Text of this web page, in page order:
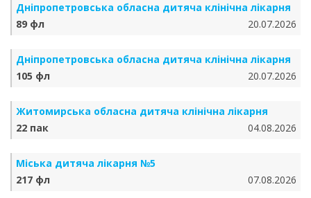
Дніпропетровська обласна дитяча клінічна лікарня
89 фл
20.07.2026
Дніпропетровська обласна дитяча клінічна лікарня
105 фл
20.07.2026
Житомирська обласна дитяча клінічна лікарня
22 пак
04.08.2026
Міська дитяча лікарня №5
217 фл
07.08.2026